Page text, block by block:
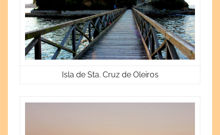
Isla de Sta. Cruz de Oleiros